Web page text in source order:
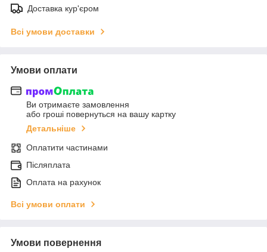
Доставка кур'єром
Всі умови доставки
Умови оплати
Ви отримаєте замовлення
або гроші повернуться на вашу картку
Детальніше
Оплатити частинами
Післяплата
Оплата на рахунок
Всі умови оплати
Умови повернення